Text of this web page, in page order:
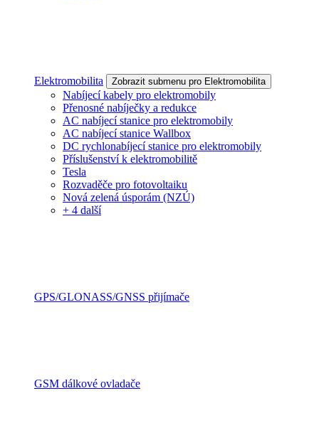
Elektromobilita Zobrazit submenu pro Elektromobilita
Nabíjecí kabely pro elektromobily
Přenosné nabíječky a redukce
AC nabíjecí stanice pro elektromobily
AC nabíjecí stanice Wallbox
DC rychlonabíjecí stanice pro elektromobily
Příslušenství k elektromobilitě
Tesla
Rozvaděče pro fotovoltaiku
Nová zelená úsporám (NZÚ)
+ 4 další
GPS/GLONASS/GNSS přijímače
GSM dálkové ovladače